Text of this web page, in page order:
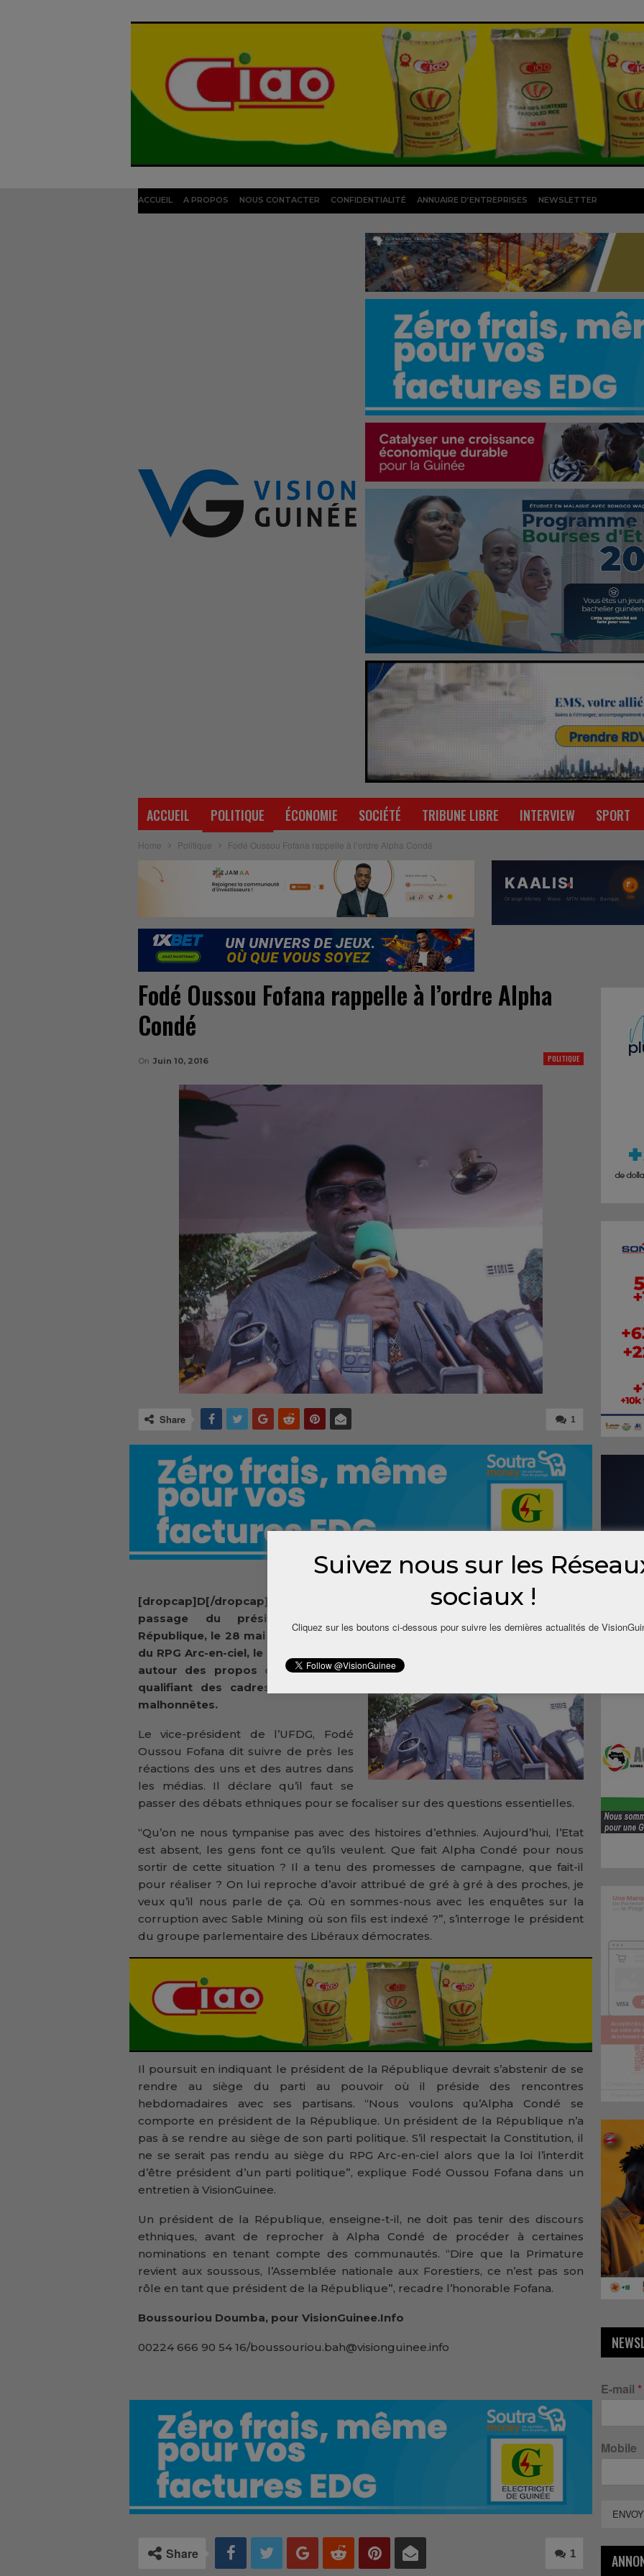
ACCUEIL A PROPOS NOUS CONTACTER CONFIDENTIALITÉ ANNUAIRE D’ENTREPRISES NEWSLETTER
ACCUEIL POLITIQUE ÉCONOMIE SOCIÉTÉ TRIBUNE LIBRE INTERVIEW SPORT
Home Politique Fodé Oussou Fofana rappelle à l’ordre Alpha Condé
Fodé Oussou Fofana rappelle à l’ordre Alpha
Condé
POLITIQUE
On Juin 10, 2016
1
Share
[dropcap]D[/dropcap]epuis le
passage du président de la
République, le 28 mai 2016, au siège
du RPG Arc-en-ciel, le débat fait rare
autour des propos d’Alpha Condé
qualifiant des cadres malinkés de
malhonnêtes.
Le vice-président de l’UFDG, Fodé
Oussou Fofana dit suivre de près les
réactions des uns et des autres dans
les médias. Il déclare qu’il faut se
passer des débats ethniques pour se focaliser sur des questions essentielles.
“Qu’on ne nous tympanise pas avec des histoires d’ethnies. Aujourd’hui, l’Etat
est absent, les gens font ce qu’ils veulent. Que fait Alpha Condé pour nous
sortir de cette situation ? Il a tenu des promesses de campagne, que fait-il
pour réaliser ? On lui reproche d’avoir attribué de gré à gré à des proches, je
veux qu’il nous parle de ça. Où en sommes-nous avec les enquêtes sur la
corruption avec Sable Mining où son fils est indexé ?”, s’interroge le président
du groupe parlementaire des Libéraux démocrates.
Il poursuit en indiquant le président de la République devrait s’abstenir de se
rendre au siège du parti au pouvoir où il préside des rencontres
hebdomadaires avec ses partisans. “Nous voulons qu’Alpha Condé se
comporte en président de la République. Un président de la République n’a
pas à se rendre au siège de son parti politique. S’il respectait la Constitution, il
ne se serait pas rendu au siège du RPG Arc-en-ciel alors que la loi l’interdit
d’être président d’un parti politique”, explique Fodé Oussou Fofana dans un
entretien à VisionGuinee.
Un président de la République, enseigne-t-il, ne doit pas tenir des discours
ethniques, avant de reprocher à Alpha Condé de procéder à certaines
nominations en tenant compte des communautés. “Dire que la Primature
revient aux soussous, l’Assemblée nationale aux Forestiers, ce n’est pas son
rôle en tant que président de la République”, recadre l’honorable Fofana.
Boussouriou Doumba, pour VisionGuinee.Info
00224 666 90 54 16/boussouriou.bah@visionguinee.info
1
Share
E-mail *
Mobile
Suivez nous sur les
sociaux !
Cliquez sur les boutons ci-dessous pour suivre les dernières actualités de